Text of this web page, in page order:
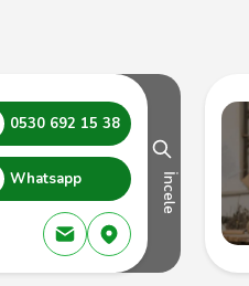
0530 692 15 38
Whatsapp İncele